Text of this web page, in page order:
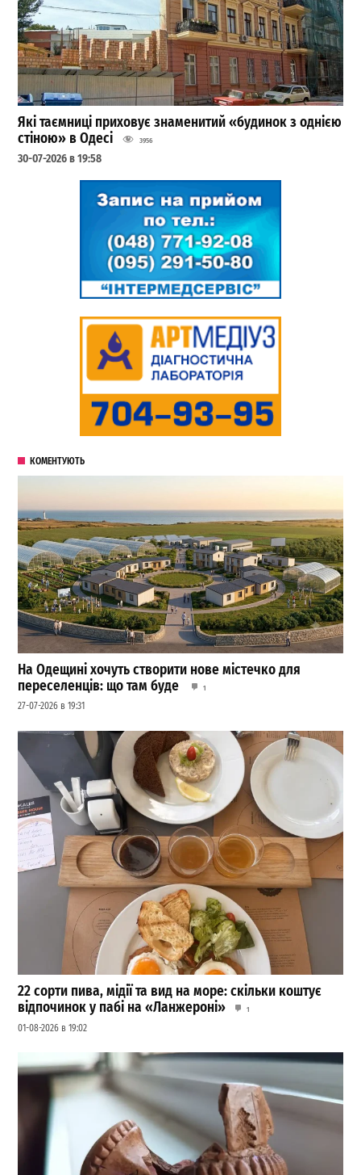
Які таємниці приховує знаменитий «будинок з однією
стіною» в Одесі
3956
30-07-2026 в 19:58
КОМЕНТУЮТЬ
На Одещині хочуть створити нове містечко для
переселенців: що там буде
1
27-07-2026 в 19:31
22 сорти пива, мідії та вид на море: скільки коштує
відпочинок у пабі на «Ланжероні»
1
01-08-2026 в 19:02